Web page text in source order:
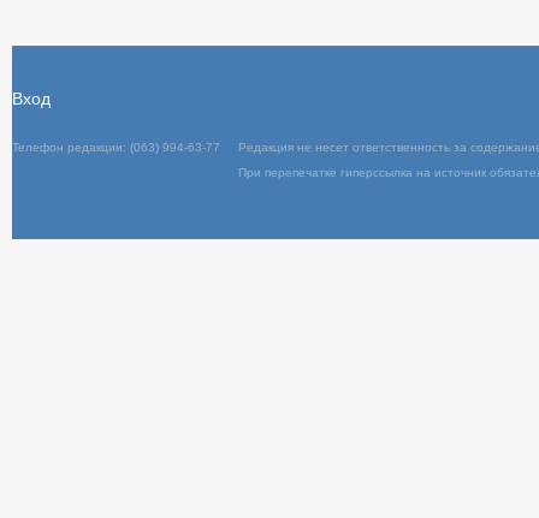
Телефон редакции: (063) 994-63-77
При